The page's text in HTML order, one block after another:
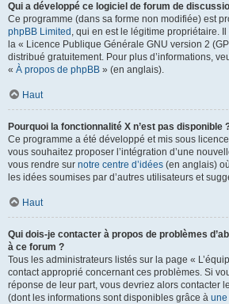
Qui a développé ce logiciel de forum de
Ce programme (dans sa forme non modifiée) est
phpBB Limited , qui en est le légitime propriétaire.
la « Licence Publique Générale GNU version 2
distribué gratuitement. Pour plus d’informations,
« À propos de phpBB » (en anglais).
Haut
Pourquoi la fonctionnalité X n’est pas disponible
Ce programme a été développé et mis sous
vous souhaitez proposer l’intégration d’une
vous rendre sur notre centre d’idées (en anglais)
les idées soumises par d’autres utilisateurs et
Haut
Qui dois-je contacter à propos de problèmes
à ce forum ?
Tous les administrateurs listés sur la page «
contact approprié concernant ces problèmes. Si
réponse de leur part, vous devriez alors contacter
(dont les informations sont disponibles grâce à une